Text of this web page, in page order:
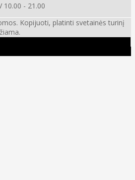
10.00 - 21.00
Kopijuoti, platinti svetainės turinį